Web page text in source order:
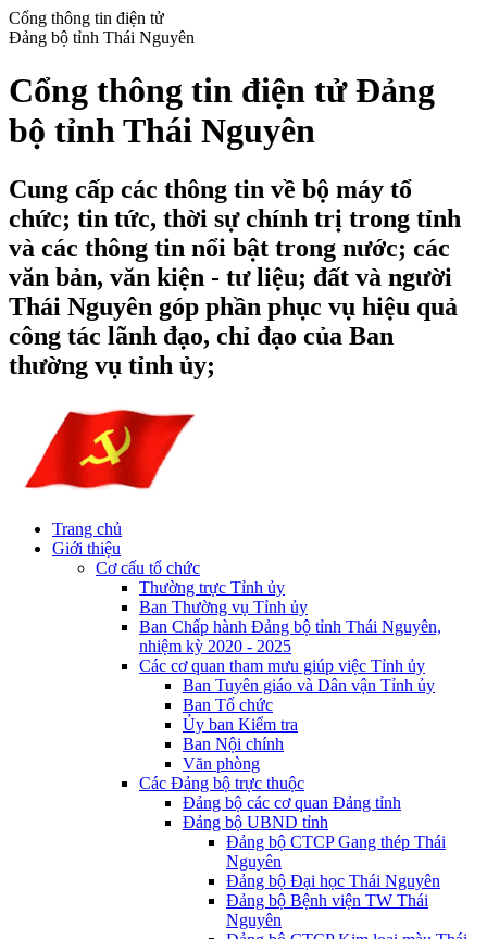
Cổng thông tin điện tử
Đảng bộ tỉnh Thái Nguyên
Cổng thông tin điện tử Đảng
bộ tỉnh Thái Nguyên
Cung cấp các thông tin về bộ máy tổ
chức; tin tức, thời sự chính trị trong tỉnh
và các thông tin nổi bật trong nước; các
văn bản, văn kiện - tư liệu; đất và người
Thái Nguyên góp phần phục vụ hiệu quả
công tác lãnh đạo, chỉ đạo của Ban
thường vụ tỉnh ủy;
Trang chủ
Giới thiệu
Cơ cấu tổ chức
Thường trực Tỉnh ủy
Ban Thường vụ Tỉnh ủy
Ban Chấp hành Đảng bộ tỉnh Thái Nguyên,
nhiệm kỳ 2020 - 2025
Các cơ quan tham mưu giúp việc Tỉnh ủy
Ban Tuyên giáo và Dân vận Tỉnh ủy
Ban Tổ chức
Ủy ban Kiểm tra
Ban Nội chính
Văn phòng
Các Đảng bộ trực thuộc
Đảng bộ các cơ quan Đảng tỉnh
Đảng bộ UBND tỉnh
Đảng bộ CTCP Gang thép Thái
Nguyên
Đảng bộ Đại học Thái Nguyên
Đảng bộ Bệnh viện TW Thái
Nguyên